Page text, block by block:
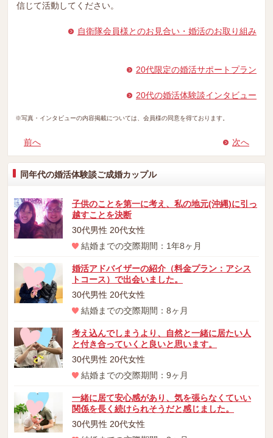
信じて活動してください。
自衛隊会員様とのお見合い・婚活のお取り組み
20代限定の婚活サポートプラン
20代の婚活体験談インタビュー
※写真・インタビューの内容掲載については、会員様の同意を得ております。
前へ 次へ
同年代の婚活体験談ご成婚カップル
子供のことを第一に考え、私の地元(沖縄)に引っ
越すことを決断
30代男性 20代女性
結婚までの交際期間：1年8ヶ月
婚活アドバイザーの紹介（料金プラン：アシス
トコース）で出会いました。
30代男性 20代女性
結婚までの交際期間：8ヶ月
考え込んでしまうより、自然と一緒に居たい人
と付き合っていくと良いと思います。
30代男性 20代女性
結婚までの交際期間：9ヶ月
一緒に居て安心感があり、気を張らなくていい
関係を長く続けられそうだと感じました。
30代男性 20代女性